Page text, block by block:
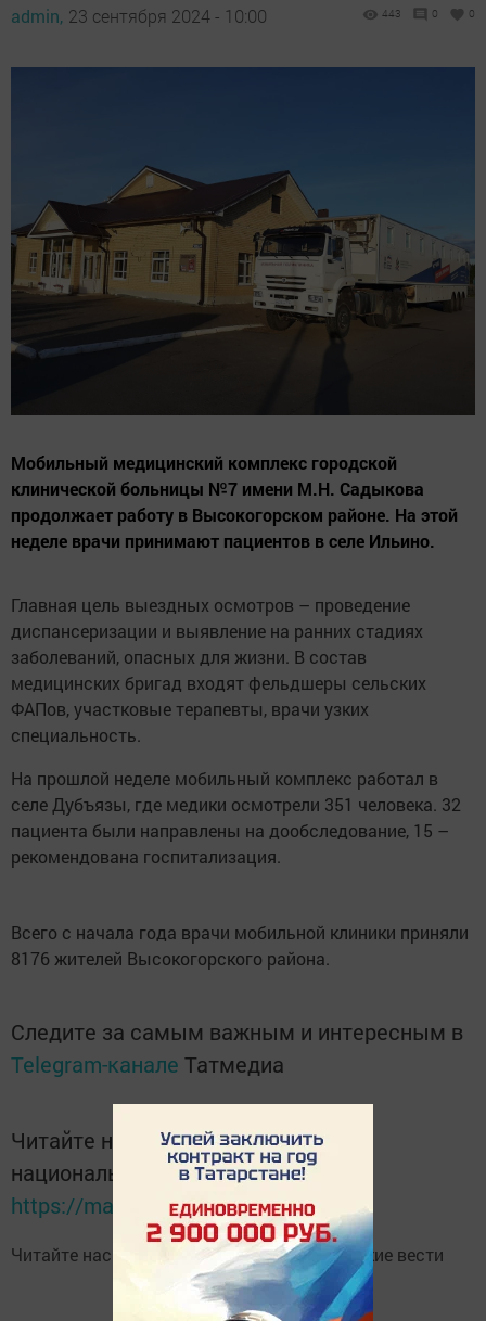
admin, 23 сентября 2024 - 10:00 443 0 0
Мобильный медицинский комплекс городской
клинической больницы №7 имени М.Н. Садыкова
продолжает работу в Высокогорском районе. На этой
неделе врачи принимают пациентов в селе Ильино.
Главная цель выездных осмотров – проведение
диспансеризации и выявление на ранних стадиях
заболеваний, опасных для жизни. В состав
медицинских бригад входят фельдшеры сельских
ФАПов, участковые терапевты, врачи узких
специальность.
На прошлой неделе мобильный комплекс работал в
селе Дубъязы, где медики осмотрели 351 человека. 32
пациента были направлены на дообследование, 15 –
рекомендована госпитализация.
Всего с начала года врачи мобильной клиники приняли
8176 жителей Высокогорского района.
Следите за самым важным и интересным в
Telegram-канале Татмедиа
Читайте новости Татарстана в
национальном мессенджере MАХ:
https://max.ru/tatmedia
Читайте нас в Telegram-каналеВысокогорские вести